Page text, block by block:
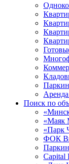
Поиск по
«Маяк
«Парк
ФОК
Capital